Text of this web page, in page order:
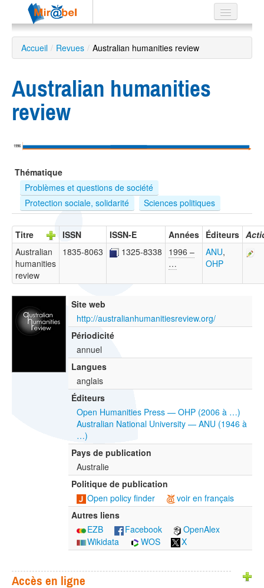
Le réseau
Soutien
Listes
Recherche
EN
ES
?
Accueil / Revues / Australian humanities review
Australian humanities
review
1996
Thématique
Problèmes et questions de société
Protection sociale, solidarité
Sciences politiques
Titre ISSN ISSN-E Années Éditeurs
Australian
humanities
review
1835-8063 1325-8338
1996 –
…
ANU,
OHP
Site web
http://australianhumanitiesreview.org/
Périodicité
annuel
Langues
anglais
Éditeurs
Open Humanities Press — OHP (2006 à …)
Australian National University — ANU (1946 à
…)
Pays de publication
Australie
Politique de publication
Open policy finder
voir en français
Autres liens
EZB
Facebook
OpenAlex
Wikidata
WOS X
Accès en ligne